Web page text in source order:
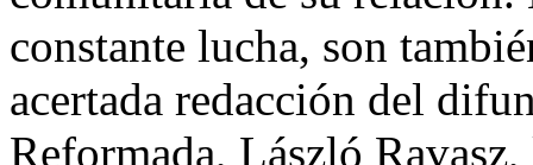
constante lucha, son
acertada redacción del
Reformada, László